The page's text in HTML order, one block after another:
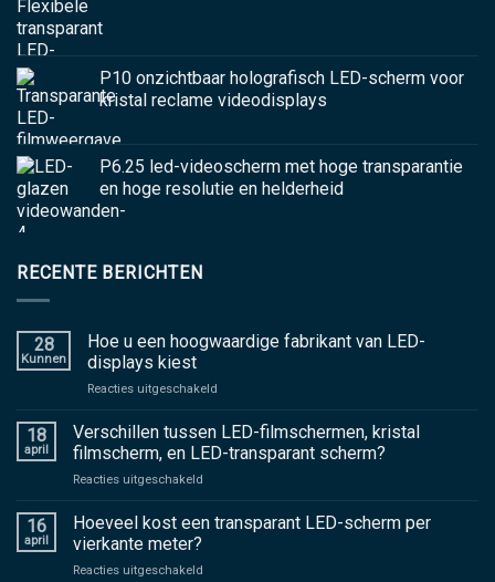
P10 onzichtbaar holografisch LED-scherm voor
kristal reclame videodisplays
P6.25 led-videoscherm met hoge transparantie
en hoge resolutie en helderheid
RECENTE BERICHTEN
28
Kunnen
Hoe u een hoogwaardige fabrikant van LED-
displays kiest
Reacties uitgeschakeld
u
een
hoogwaardige
LED-
18
april
Verschillen tussen LED-filmschermen, kristal
filmscherm, en LED-transparant scherm?
Reacties uitgeschakeld
tussen
16
april
Hoeveel kost een transparant LED-scherm per
vierkante meter?
Reacties uitgeschakeld